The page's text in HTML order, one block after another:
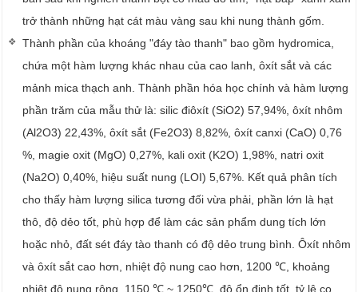
trở thành những hạt cát màu vàng sau khi nung thành gốm.
Thành phần của khoáng "đáy tào thanh" bao gồm hydromica,
chứa một hàm lượng khác nhau của cao lanh, ôxít sắt và các
mảnh mica thạch anh. Thành phần hóa học chính và hàm lượng
phần trăm của mẫu thử là: silic điôxít (SiO2) 57,94%, ôxít nhôm
(Al2O3) 22,43%, ôxít sắt (Fe2O3) 8,82%, ôxít canxi (CaO) 0,76
%, magie oxit (MgO) 0,27%, kali oxit (K2O) 1,98%, natri oxit
(Na2O) 0,40%, hiệu suất nung (LOI) 5,67%. Kết quả phân tích
cho thấy hàm lượng silica tương đối vừa phải, phần lớn là hạt
thô, độ dẻo tốt, phù hợp để làm các sản phẩm dung tích lớn
hoặc nhỏ, đất sét đáy tào thanh có độ dẻo trung bình. Ôxít nhôm
và ôxít sắt cao hơn, nhiệt độ nung cao hơn, 1200 ℃, khoảng
nhiệt độ nung rộng, 1150 ℃ ~ 1250℃, độ ổn định tốt, tỷ lệ co